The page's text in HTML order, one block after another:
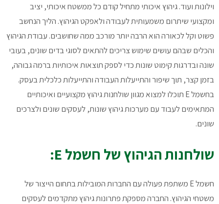
וילונות ועוד. גיהוץ איכותי מתחיל קודם כל ממשטח איכותי, יציב
ומקצועי שיתרום משמעותית לעבודה ולאפקט הגיהוץ. הליך הנחשב
פשוט וקל לכאורה הוא הרבה יותר מורכב ממה שחושבים. עבודת הגיהוץ
והכלים שבהם עושים שימוש צריכים להתאים לסוגי בדים שונים, בעובי
שונה ובדרגות קימוט שונות כדי לספק תוצאות איכותיות ברמה גבוהה,
בזמן קצר, תוך שיפור והתייעלות העבודה והתייעלות כלכלית בעסק.
בחשמל E תוכלו למצוא מגוון שולחנות גיהוץ מקצועיים ואיכותיים
המתאימים לעבוד עם מערכות גיהוץ שונות, לעסקים שונים ולצרכים
שונים.
שולחנות הגיהוץ של חשמל E:
חשמל E משתפת פעולה עם החברות המובילות בתחום הייצור של
משטחי הגיהוץ. החברה מספקת פתרונות גיהוץ מתקדמים לעסקים